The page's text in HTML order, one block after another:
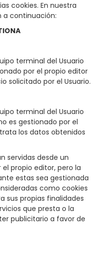
cookies. En nuestra
a continuación:
terminal del Usuario
por el propio editor
solicitado por el Usuario.
terminal del Usuario
es gestionado por el
los datos obtenidos
servidas desde un
propio editor, pero la
estas sea gestionada
como cookies
sus propias finalidades
que presta o la
publicitario a favor de